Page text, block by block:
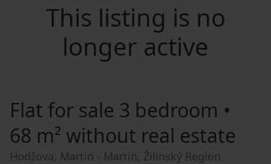
This listing is no
longer active
Flat for sale 3 bedroom •
68 m² without real estate
Hodžova, Martin - Martin, Žilinský Region